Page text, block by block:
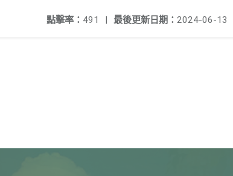
最後更新日期： 2024-06-13
點擊率： 491 |